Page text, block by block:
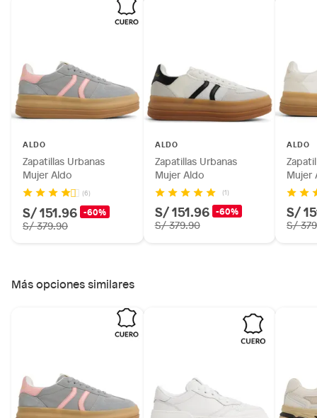
Alimentos, bebidas, fórmulas y leches para bebés.
Productos hechos a medida.
Plantas.
Productos que hayan sido previamente instalados.
Baterías de auto.
Motocicletas y bicicletas motorizadas.
ALDO
Zapatillas Urbanas
Mujer Aldo
(6)
S/ 151.96 -60%
S/ 379.90
ALDO
Zapatillas Urbanas
Mujer Aldo
(1)
S/ 151.96 -60%
S/ 379.90
ALDO
Mujer
S/
S/
Más opciones similares